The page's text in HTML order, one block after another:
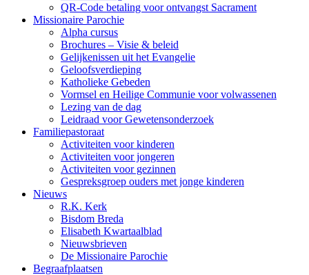
QR-Code betaling voor ontvangst Sacrament
Missionaire Parochie
Alpha cursus
Brochures – Visie & beleid
Gelijkenissen uit het Evangelie
Geloofsverdieping
Katholieke Gebeden
Vormsel en Heilige Communie voor volwassenen
Lezing van de dag
Leidraad voor Gewetensonderzoek
Familiepastoraat
Activiteiten voor kinderen
Activiteiten voor jongeren
Activiteiten voor gezinnen
Gespreksgroep ouders met jonge kinderen
Nieuws
R.K. Kerk
Bisdom Breda
Elisabeth Kwartaalblad
Nieuwsbrieven
De Missionaire Parochie
Begraafplaatsen